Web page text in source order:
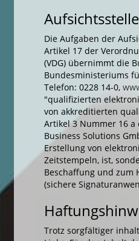
Die Aufgaben der
Artikel 17 der
(VDG) übernimmt die
Bundesministeriums
Telefon: 0228 14-0,
"qualifizierten
von akkreditierten
Artikel 3 Nummer 16 a
Business Solutions
Erstellung von
Zeitstempeln, ist,
Beschaffung und zum
(sichere
Trotz sorgfältiger